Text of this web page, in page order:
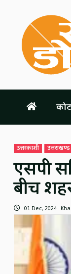
content
उत्तरकाशी उत्तराखण्ड
एसपी
बीच
01 Dec, 2024